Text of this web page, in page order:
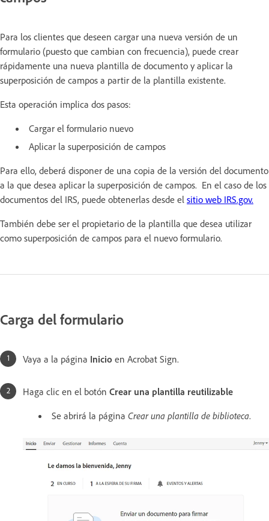
Para los clientes que deseen cargar una nueva versión de un
formulario (puesto que cambian con frecuencia), puede crear
rápidamente una nueva plantilla de documento y aplicar la
superposición de campos a partir de la plantilla existente.
Esta operación implica dos pasos:
Cargar el formulario nuevo
Aplicar la superposición de campos
Para ello, deberá disponer de una copia de la versión del documento
a la que desea aplicar la superposición de campos. En el caso de los
documentos del IRS, puede obtenerlas desde el sitio web IRS.gov.
También debe ser el propietario de la plantilla que desea utilizar
como superposición de campos para el nuevo formulario.
Carga del formulario
Vaya a la página Inicio en Acrobat Sign.
Haga clic en el botón Crear una plantilla reutilizable
Se abrirá la página Crear una plantilla de biblioteca.